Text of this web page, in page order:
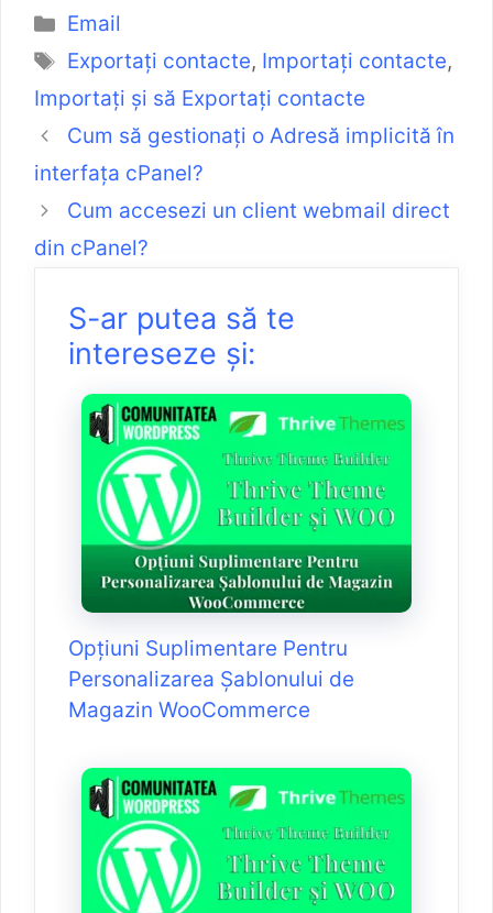
Email
Exportați contacte, Importați contacte,
Importați și să Exportați contacte
Cum să gestionați o Adresă implicită în
interfața cPanel?
Cum accesezi un client webmail direct
din cPanel?
S-ar putea să te
intereseze și:
Opțiuni Suplimentare Pentru
Personalizarea Șablonului de
Magazin WooCommerce